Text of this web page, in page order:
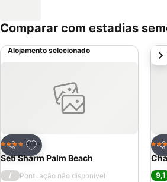
Comparar com estadias
Alojamento selecionado
Partilhar
Adicionar aos favoritos
4 EstrelasHotel
Seti Sharm Palm Beach
/ Pontuação não disponível
5
9,1